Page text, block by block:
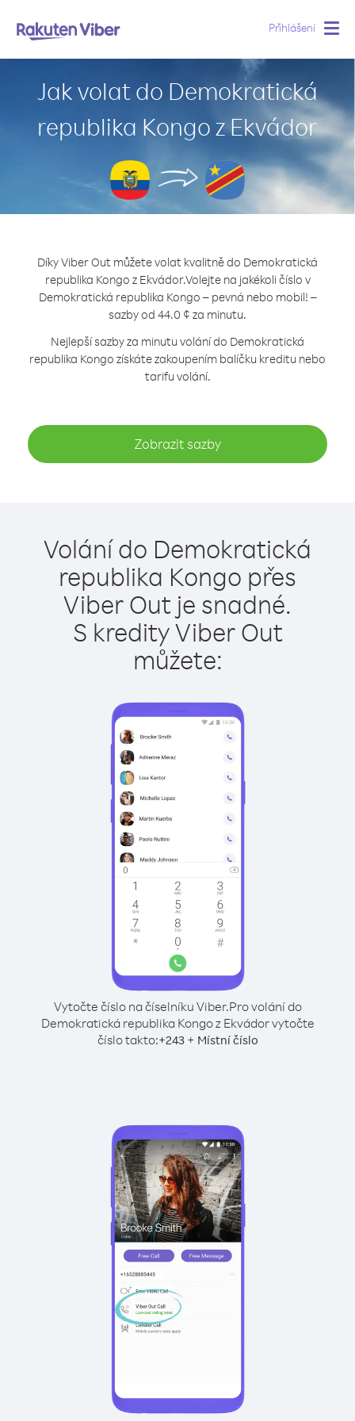
Přihlášení
Jak volat do Demokratická
republika Kongo z Ekvádor
Díky Viber Out můžete volat kvalitně do Demokratická
republika Kongo z Ekvádor.Volejte na jakékoli číslo v
Demokratická republika Kongo – pevná nebo mobil! –
sazby od 44.0 ¢ za minutu.
Nejlepší sazby za minutu volání do Demokratická
republika Kongo získáte zakoupením balíčku kreditu nebo
tarifu volání.
Zobrazit sazby
Volání do Demokratická
republika Kongo přes
Viber Out je snadné.
S kredity Viber Out
můžete:
Vytočte číslo na číselníku Viber.Pro volání do
Demokratická republika Kongo z Ekvádor vytočte
číslo takto:+243+ Místní číslo